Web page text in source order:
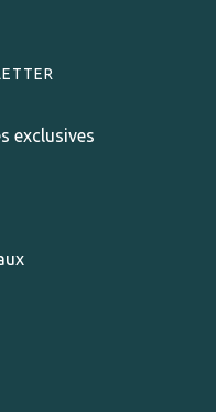
exclusives